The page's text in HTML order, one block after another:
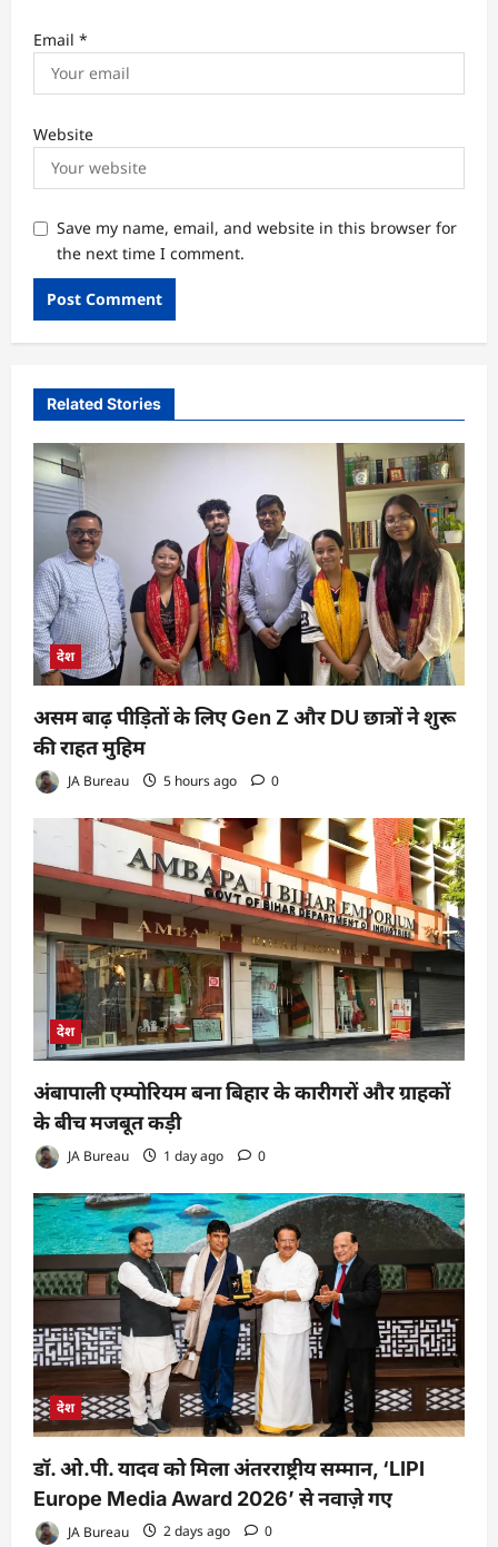
Email *
Website
Save my name, email, and website in this browser for
the next time I comment.
Related Stories
देश
असम बाढ़ पीड़ितों के लिए Gen Z और DU छात्रों ने शुरू
की राहत मुहिम
JA Bureau 5 hours ago 0
देश
अंबापाली एम्पोरियम बना बिहार के कारीगरों और ग्राहकों
के बीच मजबूत कड़ी
JA Bureau 1 day ago 0
देश
डॉ. ओ.पी. यादव को मिला अंतरराष्ट्रीय सम्मान, ‘LIPI
Europe Media Award 2026’ से नवाज़े गए
JA Bureau 2 days ago 0